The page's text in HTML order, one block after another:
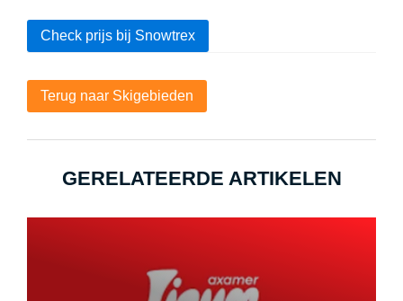
Check prijs bij Snowtrex
Terug naar Skigebieden
GERELATEERDE ARTIKELEN